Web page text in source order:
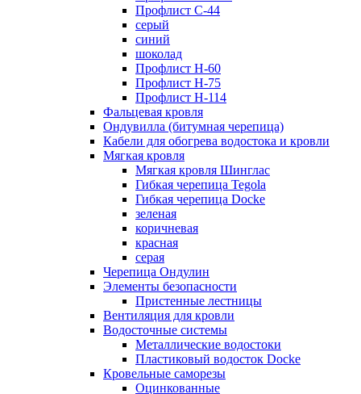
Профлист С-44
серый
синий
шоколад
Профлист Н-60
Профлист Н-75
Профлист H-114
Фальцевая кровля
Ондувилла (битумная черепица)
Кабели для обогрева водостока и кровли
Мягкая кровля
Мягкая кровля Шинглас
Гибкая черепица Tegola
Гибкая черепица Docke
зеленая
коричневая
красная
серая
Черепица Ондулин
Элементы безопасности
Пристенные лестницы
Вентиляция для кровли
Водосточные системы
Металлические водостоки
Пластиковый водосток Docke
Кровельные саморезы
Оцинкованные